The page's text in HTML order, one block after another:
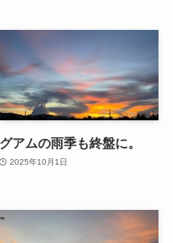
グアムの雨季も終盤に。
2025年10月1日